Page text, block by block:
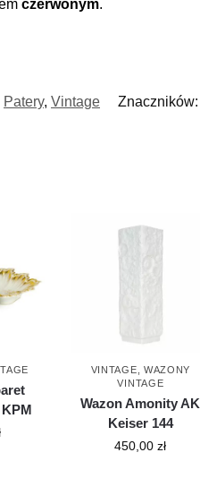
czerwonym.
Patery, Vintage Znaczników:
VINTAGE
WAZONY
VINTAGE
Wazon Amonity AK
Keiser 144
450,00zł